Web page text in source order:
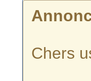
Chers